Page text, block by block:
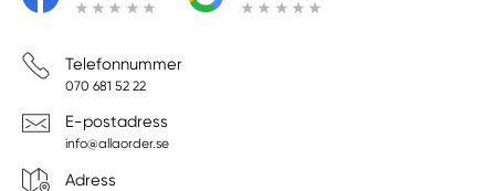
Telefonnummer
070 681 52 22
E-postadress
info@allaorder.se
Adress